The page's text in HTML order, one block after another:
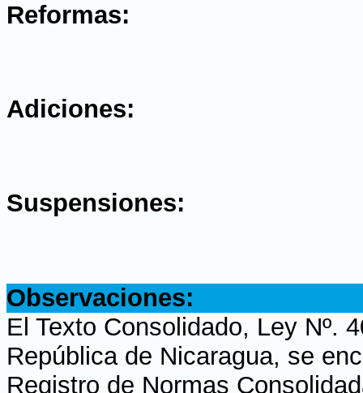
Reformas:
Adiciones:
Suspensiones:
Observaciones:
El Texto Consolidado, Ley Nº.
República de Nicaragua, se
Registro de Normas